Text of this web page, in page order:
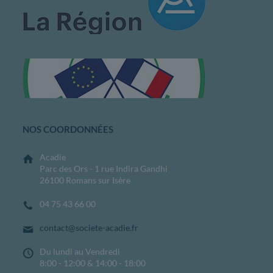
NOS COORDONNÉES
Acadie
Parc des Ors - 1 rue Indira Gandhi
26100 Romans sur Isère
04 75 43 66 00
contact@societe-acadie.fr
Du lundi au Vendredi
8:00 - 12:00 & 14:00 - 18:00